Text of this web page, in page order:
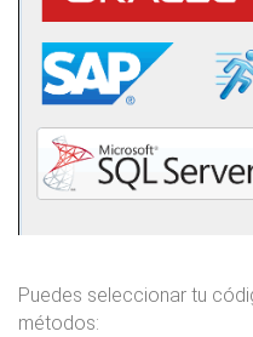
Puedes seleccionar tu
métodos: